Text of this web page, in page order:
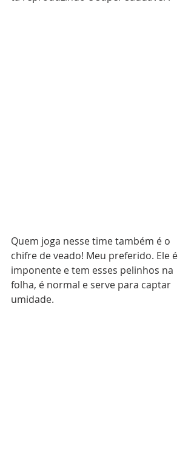
Quem joga nesse time também é o
chifre de veado! Meu preferido. Ele é
imponente e tem esses pelinhos na
folha, é normal e serve para captar
umidade.